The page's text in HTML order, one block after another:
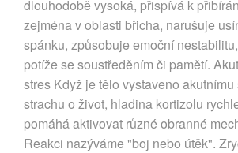
dlouhodobě vysoká, přispívá k
zejména v oblasti břicha, narušuje
spánku, způsobuje emoční
potíže se soustředěním či pamětí.
stres Když je tělo vystaveno akutnímu
strachu o život, hladina kortizolu
pomáhá aktivovat různé obranné
Reakci nazýváme "boj nebo útěk".